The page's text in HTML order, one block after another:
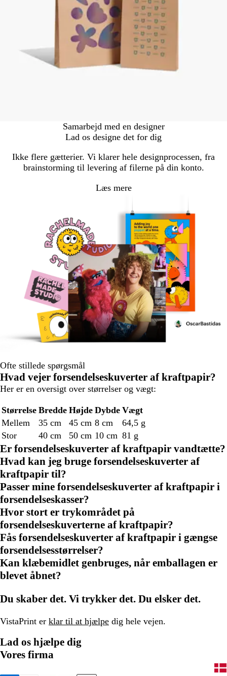
Samarbejd med en designer
Lad os designe det for dig
Ikke flere gætterier. Vi klarer hele designprocessen, fra
brainstorming til levering af filerne på din konto.
Læs mere
Ofte stillede spørgsmål
Hvad vejer forsendelseskuverter af kraftpapir?
Her er en oversigt over størrelser og vægt:
Størrelse Bredde Højde Dybde Vægt
Mellem
35 cm 45 cm 8 cm
64,5 g
Stor
40 cm 50 cm 10 cm 81 g
Er forsendelseskuverter af kraftpapir vandtætte?
Hvad kan jeg bruge forsendelseskuverter af
kraftpapir til?
Passer mine forsendelseskuverter af kraftpapir i
forsendelseskasser?
Hvor stort er trykområdet på
forsendelseskuverterne af kraftpapir?
Fås forsendelseskuverter af kraftpapir i gængse
forsendelsesstørrelser?
Kan klæbemidlet genbruges, når emballagen er
blevet åbnet?
Du skaber det. Vi trykker det. Du elsker det.
VistaPrint er klar til at hjælpe dig hele vejen.
Lad os hjælpe dig
Vores firma